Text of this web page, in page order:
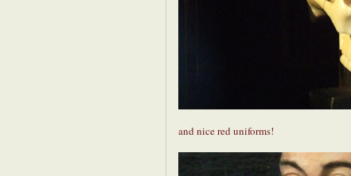
and nice red uniforms!